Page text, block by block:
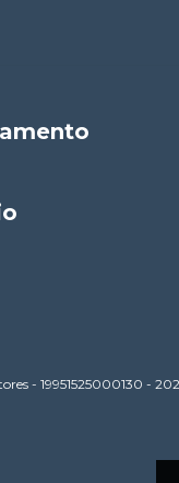
- 19951525000130 -